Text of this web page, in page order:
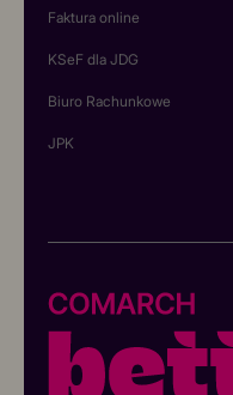
Faktura online
KSeF dla JDG
Biuro Rachunkowe
JPK